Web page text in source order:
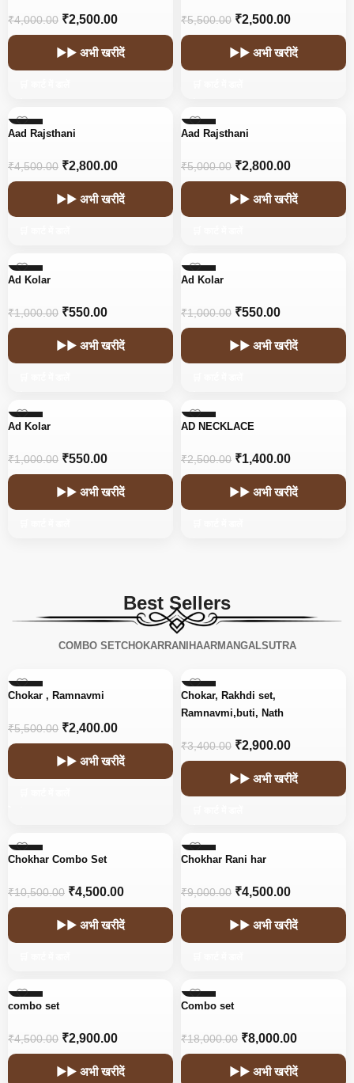
₹4,000.00 ₹2,500.00
▶▶ अभी खरीदें
₹5,500.00 ₹2,500.00
▶▶ अभी खरीदें
-38%
Aad Rajsthani
₹4,500.00 ₹2,800.00
▶▶ अभी खरीदें
-44%
Aad Rajsthani
₹5,000.00 ₹2,800.00
▶▶ अभी खरीदें
-45%
Ad Kolar
₹1,000.00 ₹550.00
▶▶ अभी खरीदें
-45%
Ad Kolar
₹1,000.00 ₹550.00
▶▶ अभी खरीदें
-45%
Ad Kolar
₹1,000.00 ₹550.00
▶▶ अभी खरीदें
-44%
AD NECKLACE
₹2,500.00 ₹1,400.00
▶▶ अभी खरीदें
Best Sellers
COMBO SETCHOKARRANIHAARMANGALSUTRA
-56%
Chokar , Ramnavmi
₹5,500.00 ₹2,400.00
▶▶ अभी खरीदें
-15%
Chokar, Rakhdi set,
Ramnavmi,buti, Nath
₹3,400.00 ₹2,900.00
▶▶ अभी खरीदें
-57%
Chokhar Combo Set
₹10,500.00 ₹4,500.00
▶▶ अभी खरीदें
-50%
Chokhar Rani har
₹9,000.00 ₹4,500.00
▶▶ अभी खरीदें
-36%
combo set
₹4,500.00 ₹2,900.00
▶▶ अभी खरीदें
-56%
Combo set
₹18,000.00 ₹8,000.00
▶▶ अभी खरीदें